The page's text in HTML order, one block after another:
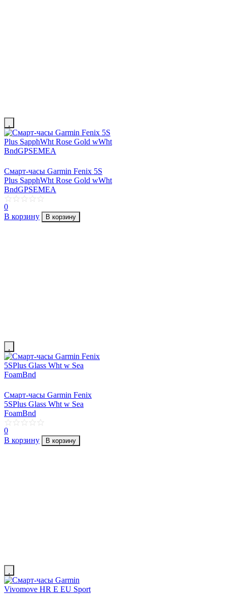
Смарт-часы Garmin Fenix 5S
Plus SapphWht Rose Gold wWht
BndGPSEMEA
0
В корзину
В корзину
Смарт-часы Garmin Fenix
5SPlus Glass Wht w Sea
FoamBnd
0
В корзину
В корзину